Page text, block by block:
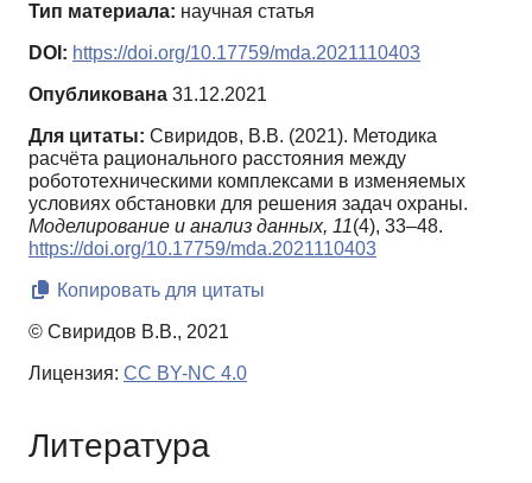
Тип материала: научная статья
DOI: https://doi.org/10.17759/mda.2021110403
Опубликована 31.12.2021
Для цитаты: Свиридов, В.В. (2021). Методика
расчёта рационального расстояния между
робототехническими комплексами в изменяемых
условиях обстановки для решения задач охраны.
Моделирование и анализ данных, 11(4), 33–48.
https://doi.org/10.17759/mda.2021110403
Копировать для цитаты
© Свиридов В.В., 2021
Лицензия: CC BY-NC 4.0
Литература